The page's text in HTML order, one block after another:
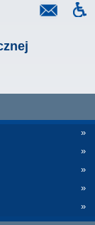
»
»
»
»
»